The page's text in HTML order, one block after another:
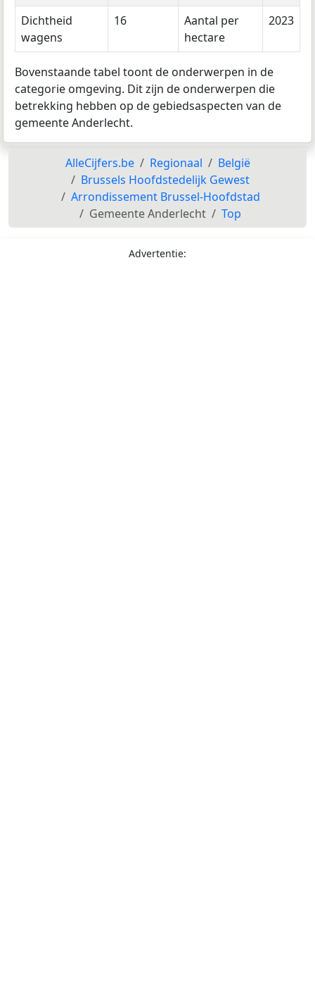
Dichtheid
wagens
16
Aantal per
hectare
2023
Bovenstaande tabel toont de onderwerpen in de
categorie omgeving. Dit zijn de onderwerpen die
betrekking hebben op de gebiedsaspecten van de
gemeente Anderlecht.
AlleCijfers.be Regionaal
België
Brussels Hoofdstedelijk Gewest
Arrondissement Brussel-Hoofdstad
Gemeente Anderlecht
Top
Advertentie: